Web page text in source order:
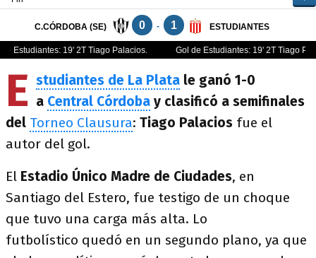
E studiantes de La Plata le ganó 1-0
a Central Córdoba y clasificó a semifinales
del Torneo Clausura: Tiago Palacios fue el
autor del gol.
El Estadio Único Madre de Ciudades, en
Santiago del Estero, fue testigo de un choque
que tuvo una carga más alta. Lo
futbolístico quedó en un segundo plano, ya que